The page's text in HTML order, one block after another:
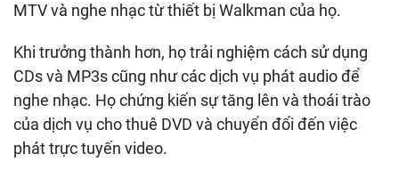
MTV và nghe nhạc từ thiết bị Walkman của họ.
Khi trưởng thành hơn, họ trải nghiệm cách sử dụng
CDs và MP3s cũng như các dịch vụ phát audio để
nghe nhạc. Họ chứng kiến sự tăng lên và thoái trào
của dịch vụ cho thuê DVD và chuyển đổi đến việc
phát trực tuyến video.